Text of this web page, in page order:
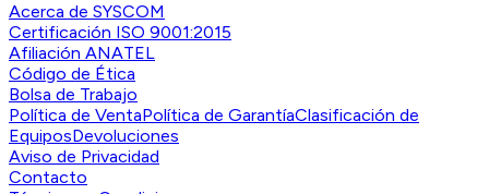
Acerca de SYSCOM
Certificación ISO 9001:2015
Afiliación ANATEL
Código de Ética
Bolsa de Trabajo
Política de VentaPolítica de GarantíaClasificación de
EquiposDevoluciones
Aviso de Privacidad
Contacto